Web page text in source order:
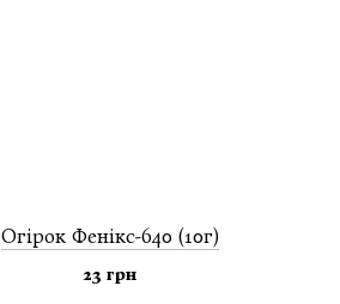
Огiрок Фенікс-640 (10г)
23 грн